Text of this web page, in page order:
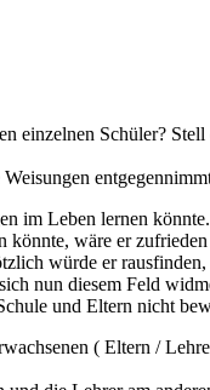
Schüler?
im Leben lernen
wäre er
würde er
nun diesem Feld
und Eltern nicht
( Eltern /